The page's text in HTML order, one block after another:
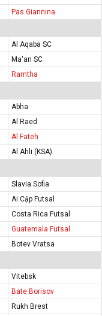
Pas Giannina
Al Aqaba SC
Ma'an SC
Ramtha
Abha
Al Raed
Al Fateh
Al Ahli (KSA)
Slavia Sofia
Ai Cập Futsal
Costa Rica Futsal
Guatemala Futsal
Botev Vratsa
Vitebsk
Bate Borisov
Rukh Brest